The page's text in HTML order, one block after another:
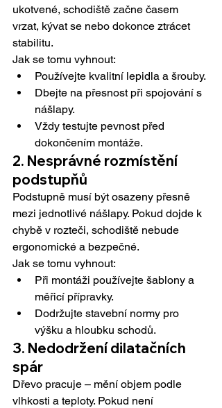
ukotvené, schodiště začne časem
vrzat, kývat se nebo dokonce ztrácet
stabilitu.
Jak se tomu vyhnout:
Používejte kvalitní lepidla a šrouby.
Dbejte na přesnost při spojování s
nášlapy.
Vždy testujte pevnost před
dokončením montáže.
2. Nesprávné rozmístění
podstupňů
Podstupně musí být osazeny přesně
mezi jednotlivé nášlapy. Pokud dojde k
chybě v rozteči, schodiště nebude
ergonomické a bezpečné.
Jak se tomu vyhnout:
Při montáži používejte šablony a
měřicí přípravky.
Dodržujte stavební normy pro
výšku a hloubku schodů.
3. Nedodržení dilatačních
spár
Dřevo pracuje – mění objem podle
vlhkosti a teploty. Pokud není